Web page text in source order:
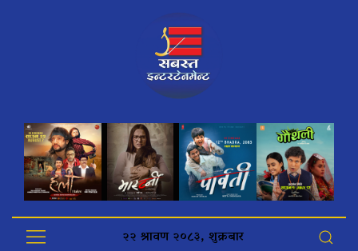
२२ श्रावण २०८३, शुक्रबार